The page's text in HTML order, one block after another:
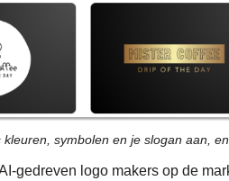
kleuren, symbolen en je slogan aan,
gedreven logo makers op de